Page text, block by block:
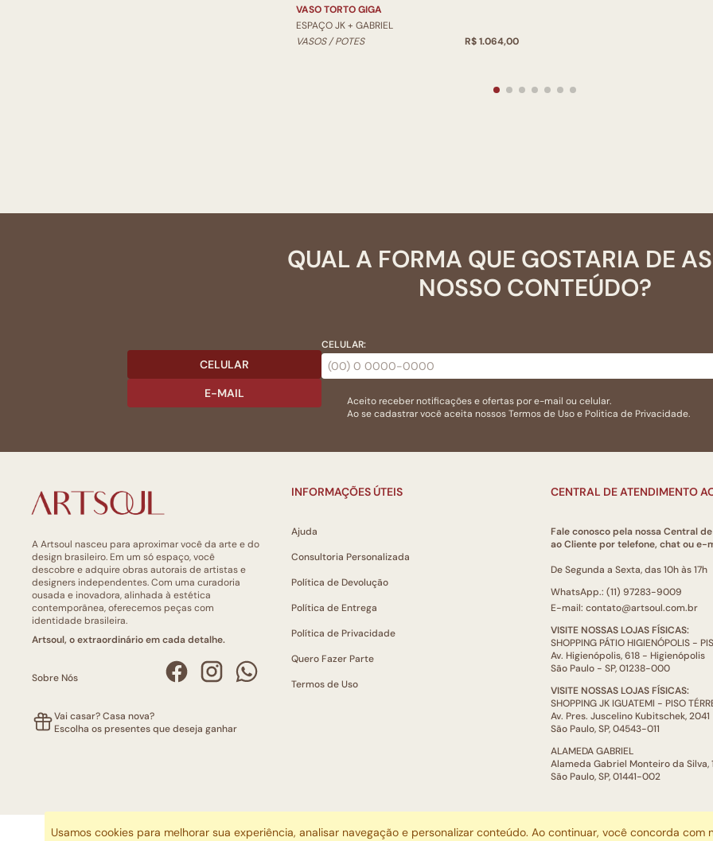
VASO TORTO GIGA
ESPAÇO JK + GABRIEL
VASOS / POTES
R$ 1.064,00
QUAL A FORMA QUE GOSTARIA DE
NOSSO CONTEÚDO?
CELULAR
E-MAIL
CELULAR:
Aceito receber notificações e ofertas por e-mail ou celular.
Ao se cadastrar você aceita nossosTermos de Usoe Politica de Privacidade.
A Artsoul nasceu para aproximar você da arte e do
design brasileiro. Em um só espaço, você
descobre e adquire obras autorais de artistas e
designers independentes. Com uma curadoria
ousada e inovadora, alinhada à estética
contemporânea, oferecemos peças com
identidade brasileira.
Artsoul, o extraordinário em cada detalhe.
Sobre Nós
Vai casar? Casa nova?
Escolha os presentes que deseja ganhar
INFORMAÇÕES ÚTEIS
Ajuda
Consultoria Personalizada
Política de Devolução
Política de Entrega
Política de Privacidade
Quero Fazer Parte
Termos de Uso
CENTRAL DE ATENDIMENTO
Fale conosco pela nossa Central
ao Cliente por telefone, chat ou e-
De Segunda a Sexta, das 10h às 17h
WhatsApp.: (11) 97283-9009
E-mail: contato@artsoul.com.br
VISITE NOSSAS LOJAS FÍSICAS:
SHOPPING PÁTIO HIGIENÓPOLIS -
Av. Higienópolis, 618 - Higienópolis
São Paulo - SP, 01238-000
VISITE NOSSAS LOJAS FÍSICAS:
SHOPPING JK IGUATEMI - PISO
Av. Pres. Juscelino Kubitschek, 2041
São Paulo, SP, 04543-011
ALAMEDA GABRIEL
Alameda Gabriel Monteiro da Silva,
São Paulo, SP, 01441-002
ARTSOUL COMUNICAÇÃO DIGITAL LTDA | CNPJ: 29.752.781/0001-52
Usamos cookies para melhorar sua experiência, analisar navegação e personalizar conteúdo. Ao continuar, você concorda com